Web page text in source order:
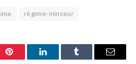
régime-minceur
Pinterest LinkedInTumblr Email